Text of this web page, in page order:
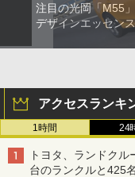
注目の光岡「M55
デザインエッセン
アクセスランキ
1時間 24
トヨタ、ランドク
台のランクルと425